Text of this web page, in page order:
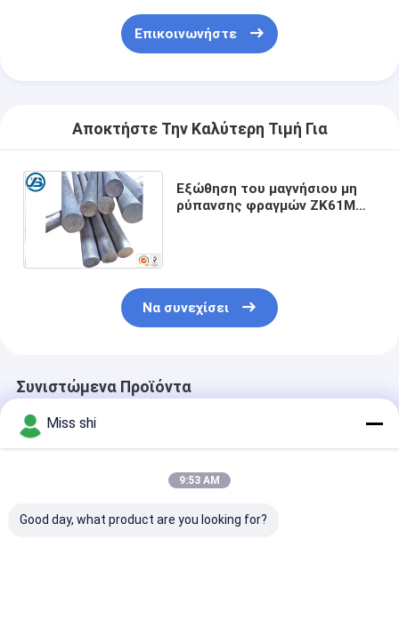
Επικοινωνήστε
Αποκτήστε Την Καλύτερη Τιμή Για
Εξώθηση του μαγνήσιου μη
ρύπανσης φραγμών ZK61M
Να συνεχίσει
Συνιστώμενα Προϊόντα
Miss shi
9:53 AM
Good day, what product are you looking for?